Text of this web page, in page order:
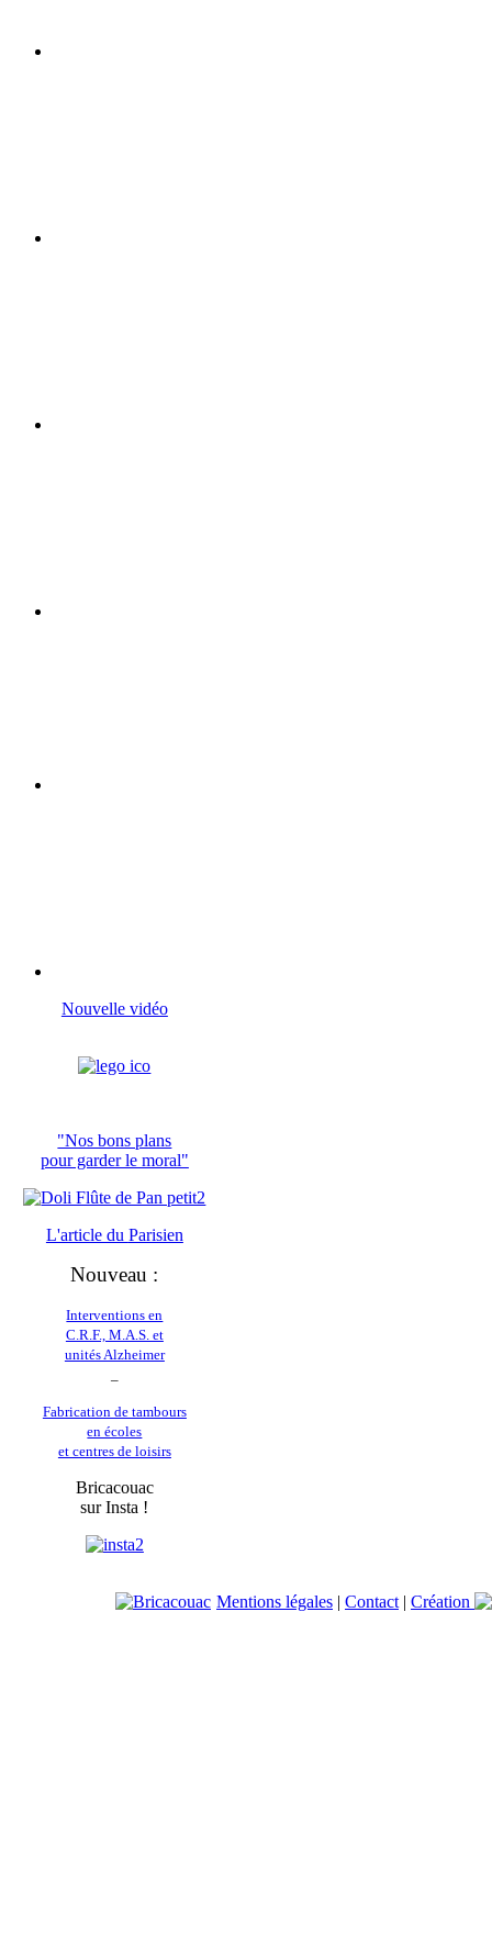
Nouvelle vidéo
"Nos bons plans
pour garder le moral"
L'article du Parisien
Nouveau :
Interventions en
C.R.F., M.A.S. et
unités Alzheimer
Fabrication de tambours
en écoles
et centres de loisirs
Bricacouac
sur Insta !
Mentions légales | Contact | Création